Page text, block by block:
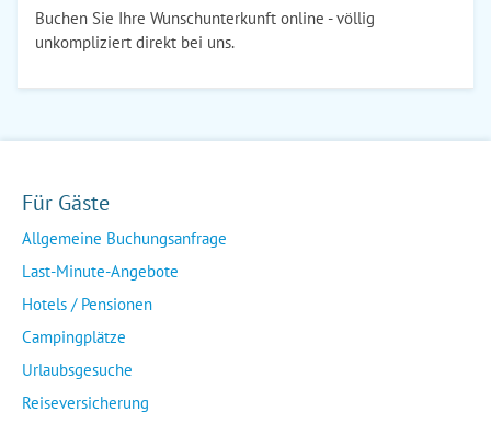
Buchen Sie Ihre Wunschunterkunft online - völlig
unkompliziert direkt bei uns.
Für Gäste
Allgemeine Buchungsanfrage
Last-Minute-Angebote
Hotels / Pensionen
Campingplätze
Urlaubsgesuche
Reiseversicherung